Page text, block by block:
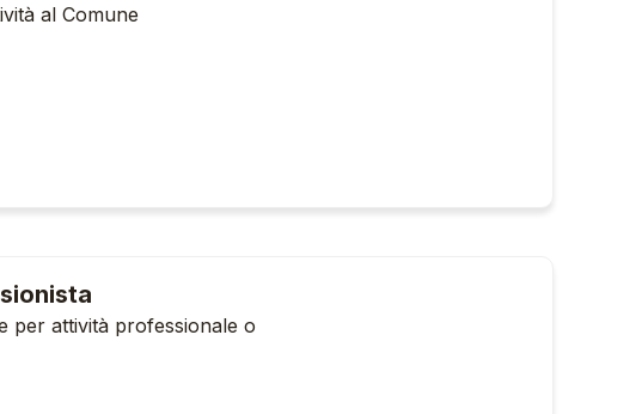
al Comune
per attività professionale o